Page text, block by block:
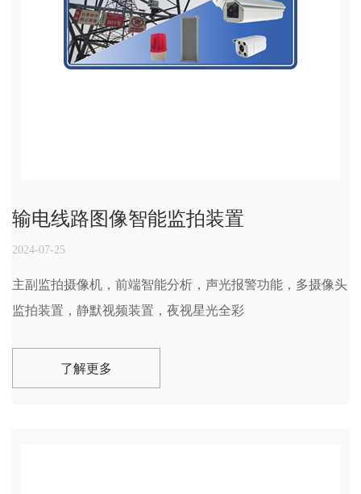
输电线路图像智能监拍装置
2024-07-25
主副监拍摄像机，前端智能分析，声光报警功能，多摄像头
监拍装置，静默视频装置，夜视星光全彩
了解更多